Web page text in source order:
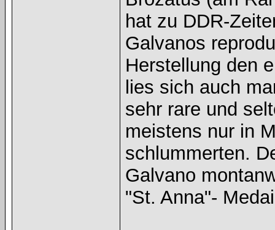
hat zu DDR-
Galvanos
Herstellung den
lies sich auch
sehr rare und
meistens nur in
schlummerten.
Galvano
"St. Anna"-